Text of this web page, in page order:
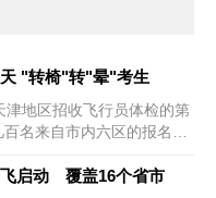
"转椅"转"晕"考生
津地区招收飞行员体检的第
名来自市内六区的报名者
飞启动 覆盖16个省市